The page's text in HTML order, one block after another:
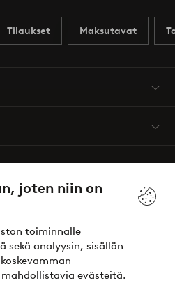
joten niin on
toiminnalle
analyysin, sisällön
evästeitä.
Tilaukset Maksutavat